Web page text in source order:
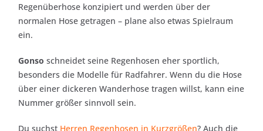
Regenüberhose konzipiert und werden über der
normalen Hose getragen – plane also etwas Spielraum
ein.
Gonso schneidet seine Regenhosen eher sportlich,
besonders die Modelle für Radfahrer. Wenn du die Hose
über einer dickeren Wanderhose tragen willst, kann eine
Nummer größer sinnvoll sein.
Du suchst Herren Regenhosen in Kurzgrößen? Auch die